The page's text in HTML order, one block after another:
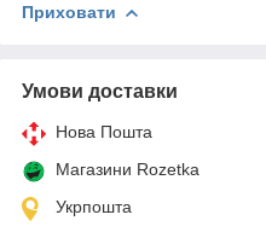
Приховати
Умови доставки
Нова Пошта
Магазини Rozetka
Укрпошта